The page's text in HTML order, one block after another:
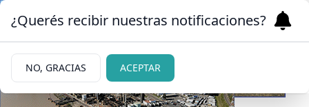
¿Querés recibir nuestras notificaciones?
NO, GRACIAS ACEPTAR